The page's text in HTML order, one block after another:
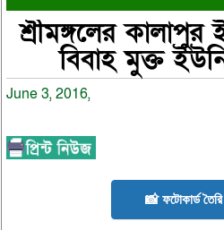
শ্রীমঙ্গলের
বিবাহ মুক্ত
June 3, 2016,
📸 ফটোকার্ড